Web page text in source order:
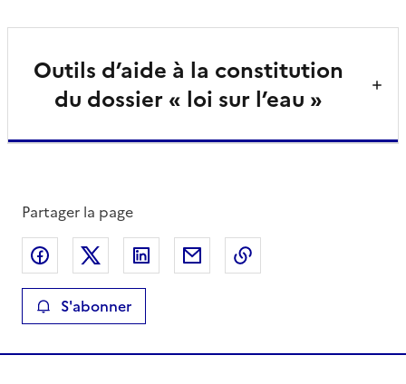
Outils d’aide à la constitution
du dossier « loi sur l’eau »
Partager la page
Partager sur Facebook
Partager sur XPartager sur LinkedIn
Partager par email
S'abonner